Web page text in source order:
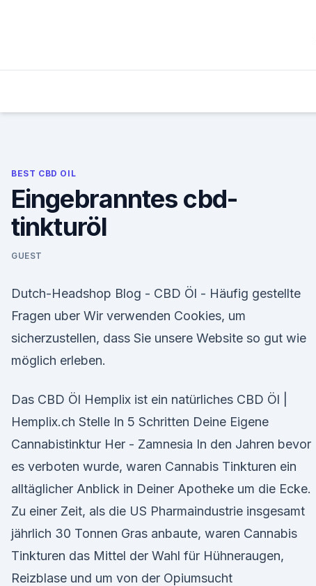
BEST CBD OIL
Eingebranntes cbd-
tinkturöl
GUEST
Dutch-Headshop Blog - CBD Öl - Häufig gestellte
Fragen uber Wir verwenden Cookies, um
sicherzustellen, dass Sie unsere Website so gut wie
möglich erleben.
Das CBD Öl Hemplix ist ein natürliches CBD Öl |
Hemplix.ch Stelle In 5 Schritten Deine Eigene
Cannabistinktur Her - Zamnesia In den Jahren bevor
es verboten wurde, waren Cannabis Tinkturen ein
alltäglicher Anblick in Deiner Apotheke um die Ecke.
Zu einer Zeit, als die US Pharmaindustrie insgesamt
jährlich 30 Tonnen Gras anbaute, waren Cannabis
Tinkturen das Mittel der Wahl für Hühneraugen,
Reizblase und um von der Opiumsucht